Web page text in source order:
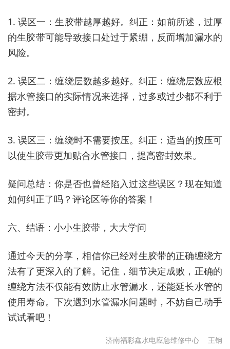
1. 误区一：生胶带越厚越好。纠正：如前所述，过厚
的生胶带可能导致接口处过于紧绷，反而增加漏水的
风险。
2. 误区二：缠绕层数越多越好。纠正：缠绕层数应根
据水管接口的实际情况来选择，过多或过少都不利于
密封。
3. 误区三：缠绕时不需要按压。纠正：适当的按压可
以使生胶带更加贴合水管接口，提高密封效果。
疑问总结：你是否也曾经陷入过这些误区？现在知道
如何纠正了吗？评论区等你的答案！
六、结语：小小生胶带，大大学问
通过今天的分享，相信你已经对生胶带的正确缠绕方
法有了更深入的了解。记住，细节决定成败，正确的
缠绕方法不仅能有效防止水管漏水，还能延长水管的
使用寿命。下次遇到水管漏水问题时，不妨自己动手
试试看吧！
济南福彩鑫水电应急维修中心 王钢